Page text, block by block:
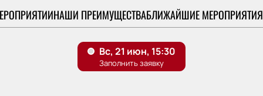
НАШИ ПРЕИМУЩЕСТВАБЛИЖАЙШИЕ МЕРОПРИЯТИЯ